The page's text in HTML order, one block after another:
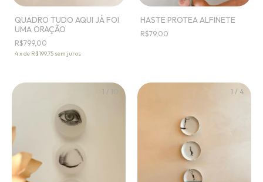
QUADRO TUDO AQUI JÁ FOI
UMA ORAÇÃO
R$799,00
4xde R$199,75 sem juros
HASTE PROTEA ALFINETE
R$79,00
1 / 10 1 / 4